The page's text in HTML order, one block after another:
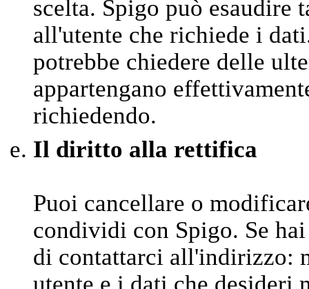
scelta. Spigo può
all'utente che richiede i
potrebbe chiedere delle
appartengano
richiedendo.
Il diritto alla rettifica
Puoi cancellare o
condividi con Spigo. Se
di contattarci all'indirizzo:
utente e i dati che desideri